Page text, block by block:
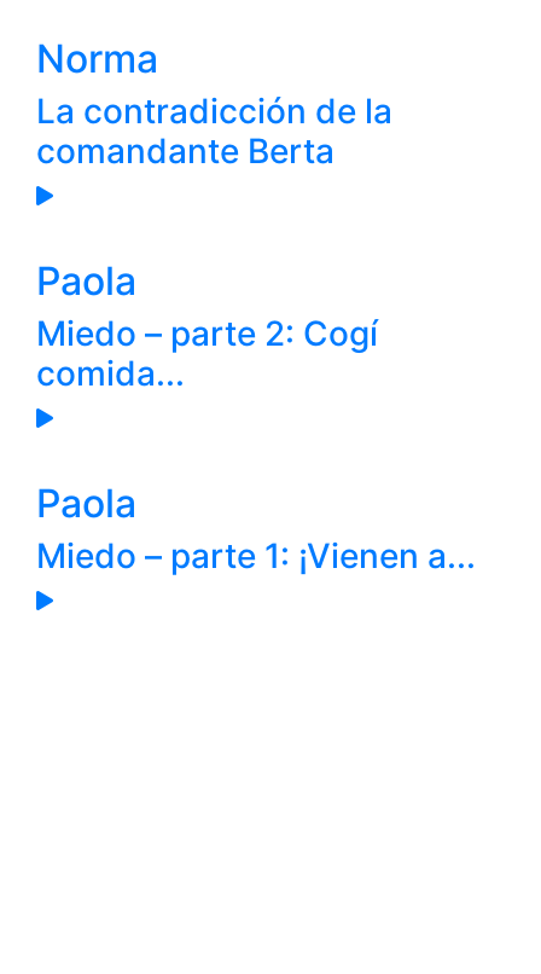
Norma
La contradicción de la
comandante Berta
Paola
Miedo – parte 2: Cogí
comida...
Paola
Miedo – parte 1: ¡Vienen a...